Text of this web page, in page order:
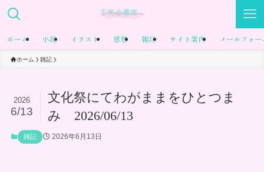
ホーム 小説 イラスト 感想 雑記 サイト案内 メールフォー
ホーム 雑記
文化祭にてわがままをひとつま
み 2026/06/13
2026
6/13
雑記 2026年6月13日